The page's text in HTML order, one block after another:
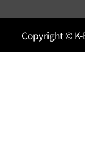
Copyright © K-